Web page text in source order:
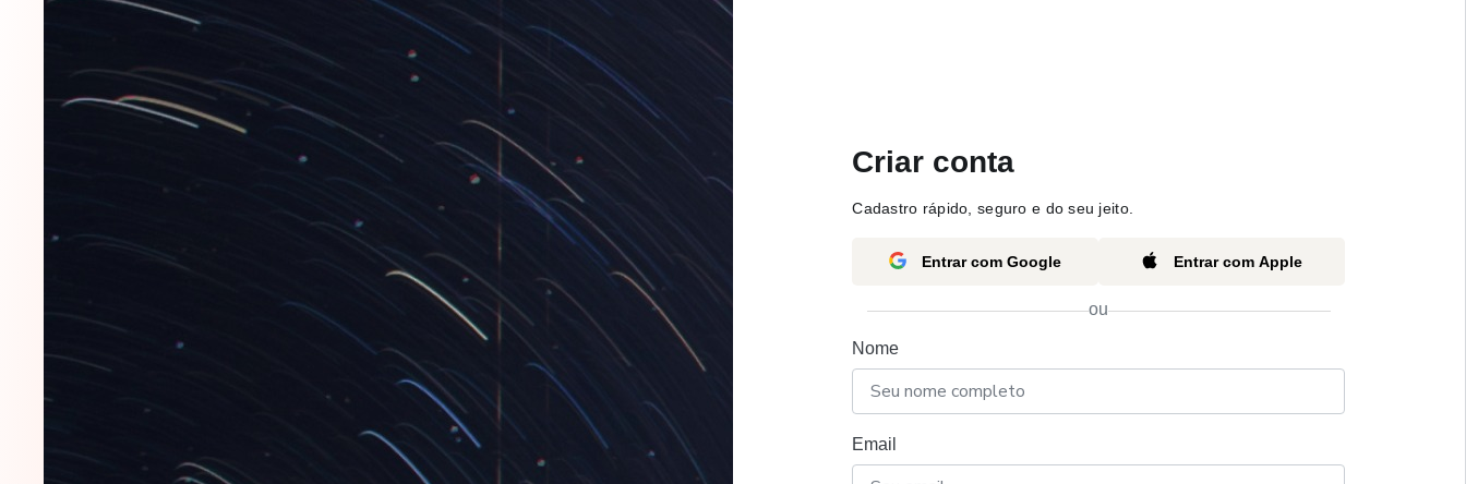
Criar conta
Cadastro rápido, seguro e do seu jeito.
Entrar com Google Entrar com Apple
ou
Nome
Email